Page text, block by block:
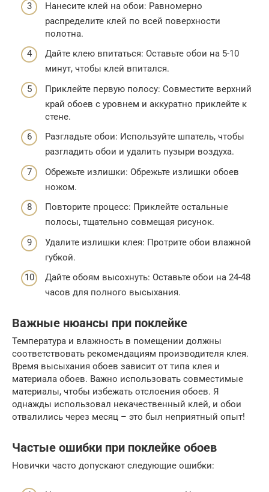
Нанесите клей на обои: Равномерно
распределите клей по всей поверхности
полотна.
Дайте клею впитаться: Оставьте обои на 5-10
минут, чтобы клей впитался.
Приклейте первую полосу: Совместите верхний
край обоев с уровнем и аккуратно приклейте к
стене.
Разгладьте обои: Используйте шпатель, чтобы
разгладить обои и удалить пузыри воздуха.
Обрежьте излишки: Обрежьте излишки обоев
ножом.
Повторите процесс: Приклейте остальные
полосы, тщательно совмещая рисунок.
Удалите излишки клея: Протрите обои влажной
губкой.
Дайте обоям высохнуть: Оставьте обои на 24-48
часов для полного высыхания.
Важные нюансы при поклейке
Температура и влажность в помещении должны
соответствовать рекомендациям производителя клея.
Время высыхания обоев зависит от типа клея и
материала обоев. Важно использовать совместимые
материалы, чтобы избежать отслоения обоев. Я
однажды использовал некачественный клей, и обои
отвалились через месяц – это был неприятный опыт!
Частые ошибки при поклейке обоев
Новички часто допускают следующие ошибки: